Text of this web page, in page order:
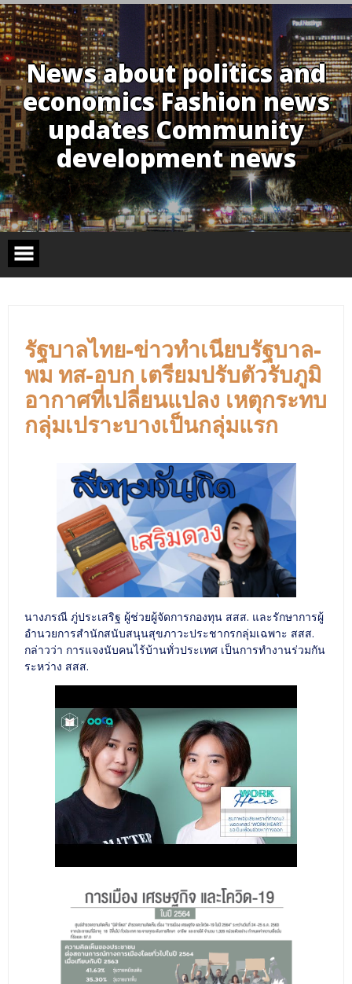
Skip
to
content
News about politics and
economics Fashion news
updates Community
development news
รัฐบาลไทย-ข่าวทำเนียบรัฐบาล-
พม ทส-อบก เตรียมปรับตัวรับภูมิ
อากาศที่เปลี่ยนแปลง เหตุกระทบ
กลุ่มเปราะบางเป็นกลุ่มแรก
นางภรณี ภู่ประเสริฐ ผู้ช่วยผู้จัดการกองทุน สสส. และรักษาการผู้
อำนวยการสำนักสนับสนุนสุขภาวะประชากรกลุ่มเฉพาะ สสส.
กล่าวว่า การแจงนับคนไร้บ้านทั่วประเทศ เป็นการทำงานร่วมกัน
ระหว่าง สสส.